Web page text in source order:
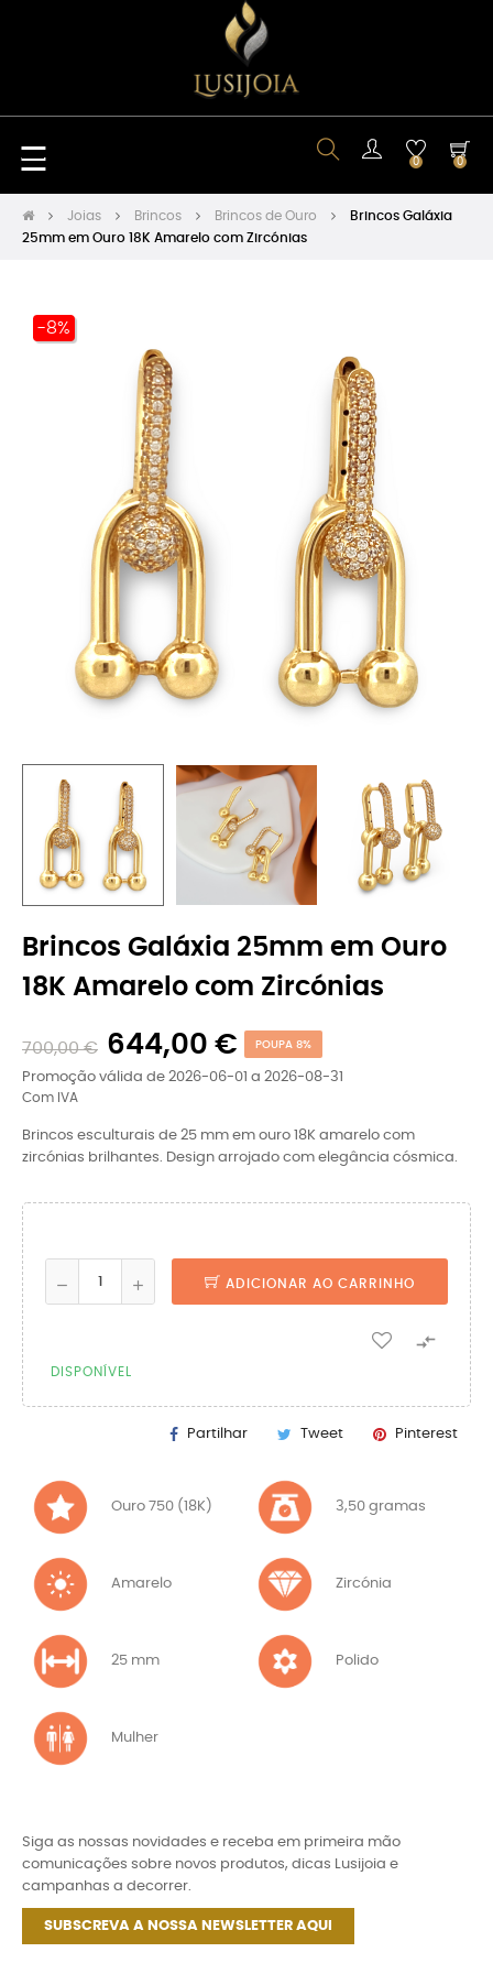
Toggle
navigation
☰ 0 0
Joias Brincos Brincos de Ouro
Brincos Galáxia
25mm em Ouro 18K Amarelo com Zircónias
-8%
Brincos Galáxia 25mm em Ouro
18K Amarelo com Zircónias
700,00 € 644,00 € POUPA 8%
Promoção válida de 2026-06-01 a 2026-08-31
Com IVA
Brincos esculturais de 25 mm em ouro 18K amarelo com
zircónias brilhantes. Design arrojado com elegância cósmica.
ADICIONAR AO CARRINHO

DISPONÍVEL
Partilhar Tweet Pinterest
Ouro 750 (18K) 3,50 gramas
Amarelo Zircónia
25 mm Polido
Mulher
Siga as nossas novidades e receba em primeira mão
comunicações sobre novos produtos, dicas Lusijoia e
campanhas a decorrer.
SUBSCREVA A NOSSA NEWSLETTER AQUI